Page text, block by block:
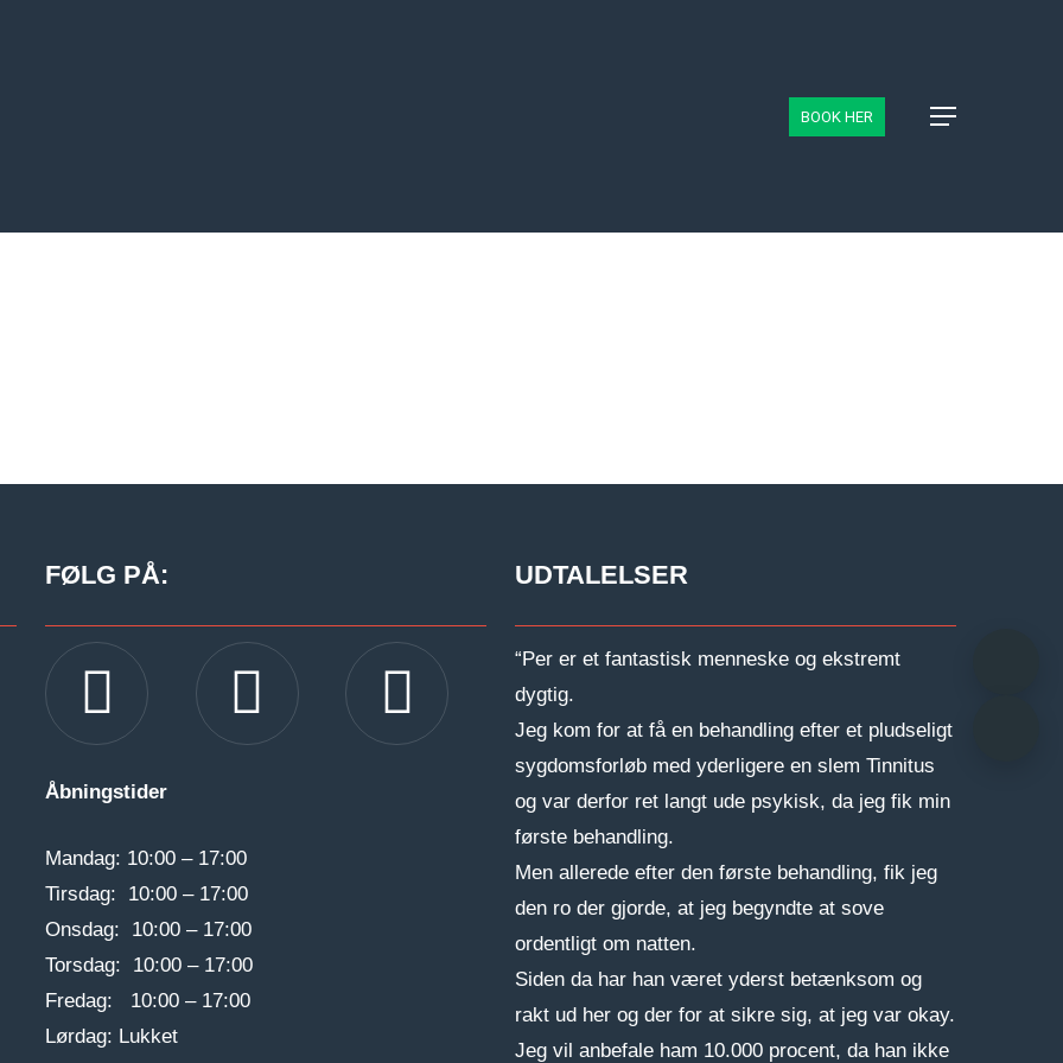
BOOK HER Menu
FØLG PÅ:
Gå til facebook Gå til instagram Gå til linkedIn
Åbningstider
Mandag: 10:00 – 17:00
Tirsdag: 10:00 – 17:00
Onsdag: 10:00 – 17:00
Torsdag: 10:00 – 17:00
Fredag: 10:00 – 17:00
Lørdag: Lukket
UDTALELSER
“Per er et fantastisk menneske og ekstremt
dygtig.
Jeg kom for at få en behandling efter et pludseligt
sygdomsforløb med yderligere en slem Tinnitus
og var derfor ret langt ude psykisk, da jeg fik min
første behandling.
Men allerede efter den første behandling, fik jeg
den ro der gjorde, at jeg begyndte at sove
ordentligt om natten.
Siden da har han været yderst betænksom og
rakt ud her og der for at sikre sig, at jeg var okay.
Jeg vil anbefale ham 10.000 procent, da han ikke